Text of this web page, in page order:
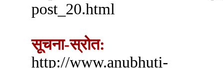
post_20.html
सूचना-स्रोत:
http://www.anubhuti-